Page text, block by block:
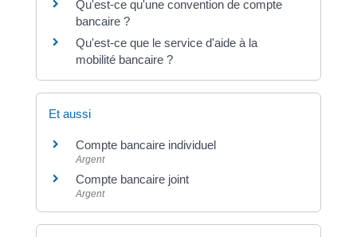
Qu'est-ce qu'une convention de compte
bancaire ?
Qu'est-ce que le service d'aide à la
mobilité bancaire ?
Et aussi
Compte bancaire individuel
Argent
Compte bancaire joint
Argent